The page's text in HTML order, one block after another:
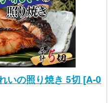
存し当日中に加熱してお
礼品をもっと見る
いの照り焼き 5切 [A-0